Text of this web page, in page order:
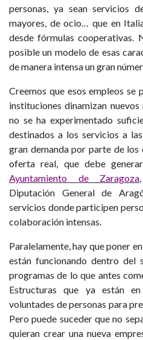
personas, ya sean servicios
mayores, de ocio… que en
desde fórmulas cooperativas.
posible un modelo de esas
de manera intensa un gran
Creemos que esos empleos se
instituciones dinamizan
no se ha experimentado
destinados a los servicios a
gran demanda por parte de los
oferta real, que debe
Ayuntamiento de Zaragoza
Diputación General de
servicios donde participen
colaboración intensas.
Paralelamente, hay que poner
están funcionando dentro del
programas de lo que antes
Estructuras que ya están
voluntades de personas para
Pero puede suceder que no
quieran crear una nueva